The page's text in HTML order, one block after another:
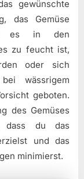
gewünschte
das Gemüse
es in den
zu feucht ist,
oder sich
wässrigem
geboten.
des Gemüses
dass du das
und das
minimierst.